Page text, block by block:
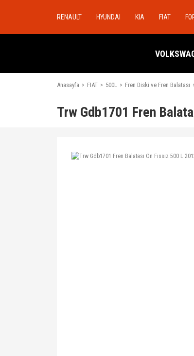
RENAULT HYUNDAI KIA FIAT
Anasayfa FIAT 500L Fren Diski ve Fren Balatası
Trw Gdb1701 Fren